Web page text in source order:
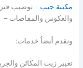
مكينة جيب – توضيب
والعكوس والمقاصات –
ونقدم أيضاُ خدمات:
تغيير زيت المكائن